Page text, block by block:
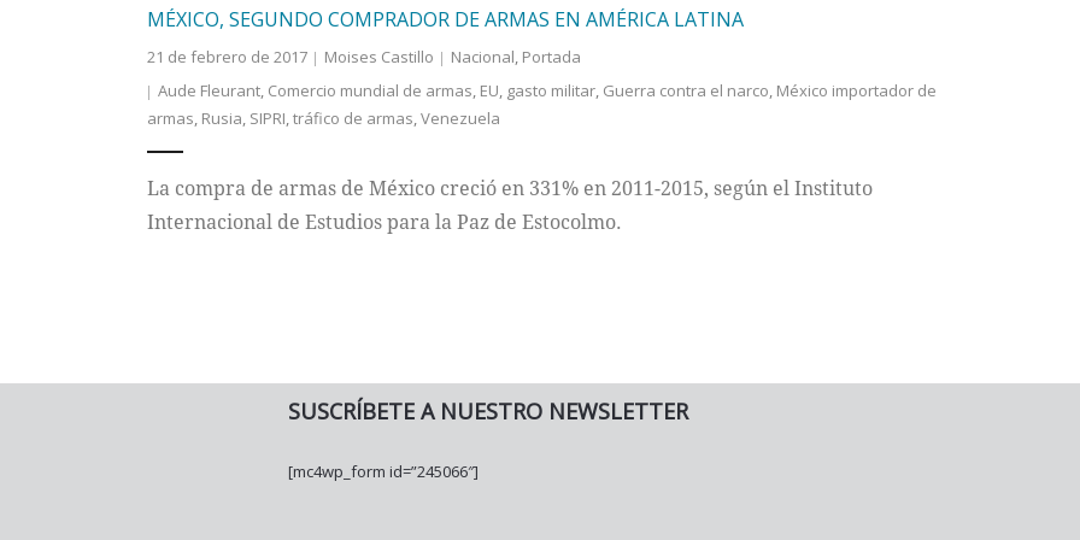
MÉXICO, SEGUNDO COMPRADOR DE ARMAS EN AMÉRICA LATINA
21 de febrero de 2017 Moises Castillo Nacional Portada
Aude Fleurant, Comercio mundial de armas EU gasto militar, Guerra contra el narco México importador de
armas Rusia SIPRI tráfico de armas Venezuela
La compra de armas de México creció en 331% en 2011-2015, según el Instituto
Internacional de Estudios para la Paz de Estocolmo.
SUSCRÍBETE A NUESTRO NEWSLETTER
[mc4wp_form id=”245066″]